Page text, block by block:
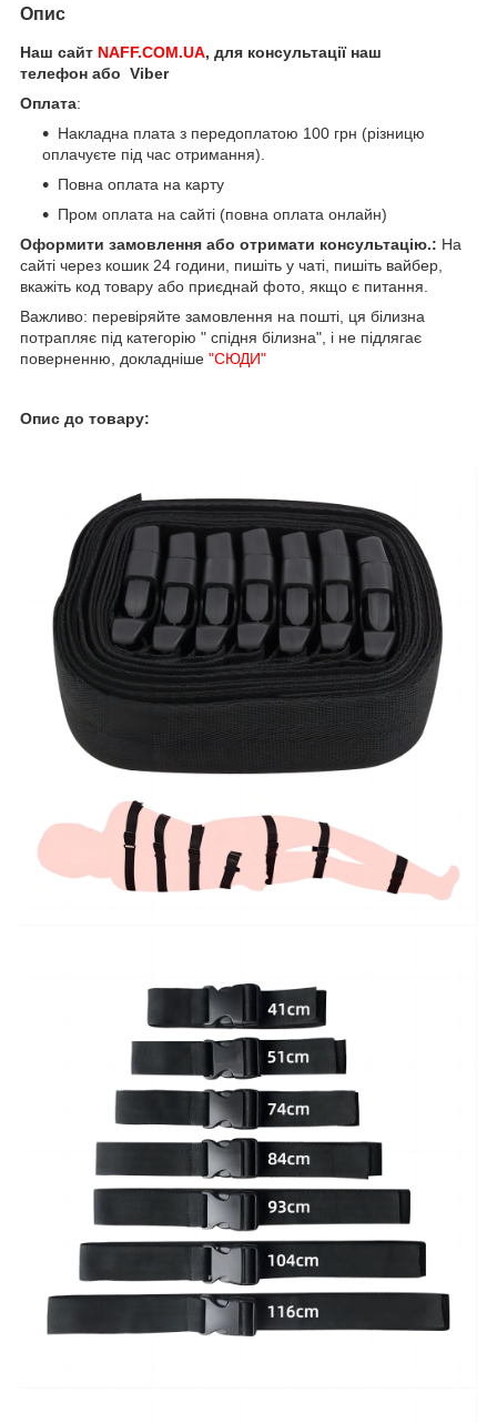
Опис
Наш сайт NAFF.COM.UA, для консультації наш
телефон або Viber
Оплата:
Накладна плата з передоплатою 100 грн (різницю
оплачуєте під час отримання).
Повна оплата на карту
Пром оплата на сайті (повна оплата онлайн)
Оформити замовлення або отримати консультацію.: На
сайті через кошик 24 години, пишіть у чаті, пишіть вайбер,
вкажіть код товару або приєднай фото, якщо є питання.
Важливо: перевіряйте замовлення на пошті, ця білизна
потрапляє під категорію " спідня білизна", і не підлягає
поверненню, докладніше "СЮДИ"
Опис до товару: